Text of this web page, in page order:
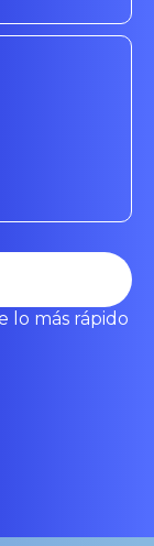
lo más rápido